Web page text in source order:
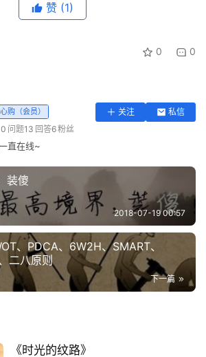
你，没良心的，转脸忘了你。
赞 (1)
0 0
购（会员） 关注
私信
问题13 回答6粉丝
直在线~
装傻
2018-07-19 00:57
、PDCA、6W2H、SMART、
二八原则
下一篇
《时光的纹路》